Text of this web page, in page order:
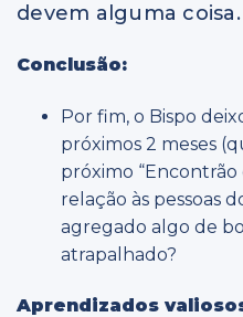
devem alguma
Conclusão:
Por fim, o Bispo
próximos 2 meses
próximo “Encontrão
relação às pessoas
agregado algo de
atrapalhado?
Aprendizados